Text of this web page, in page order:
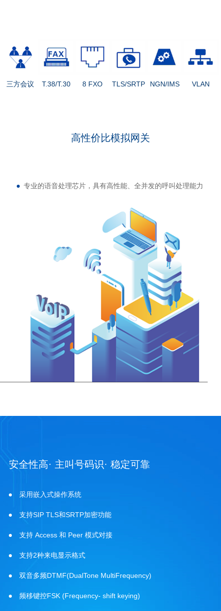
三方会议 T.38/T.30 8 FXO TLS/SRTP NGN/IMS VLAN
高性价比模拟网关
专业的语音处理芯片，具有高性能、全并发的呼叫处理能力
支持 G.711, G.729, G.723, G.726，iLBC, AMR等编码
支持语音、传真和POS终端接入
网络接口：1* LAN，1* WAN, 10/100Mbps, RJ45
安全性高· 主叫号码识· 稳定可靠
采用嵌入式操作系统
支持SIP TLS和SRTP加密功能
支持 Access 和 Peer 模式对接
支持2种来电显示格式
双音多频DTMF(DualTone MultiFrequency)
频移键控FSK (Frequency- shift keying)